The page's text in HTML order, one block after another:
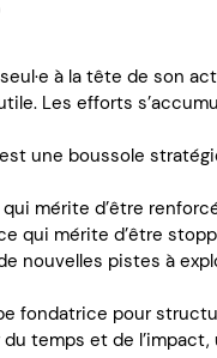
à la tête de son
Les efforts
une boussole
mérite d’être
qui mérite d’être
nouvelles pistes à
fondatrice pour
temps et de